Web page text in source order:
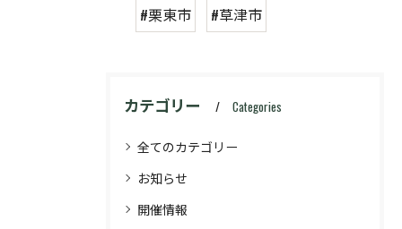
#栗東市
#草津市
カテゴリー Categories
全てのカテゴリー
お知らせ
開催情報